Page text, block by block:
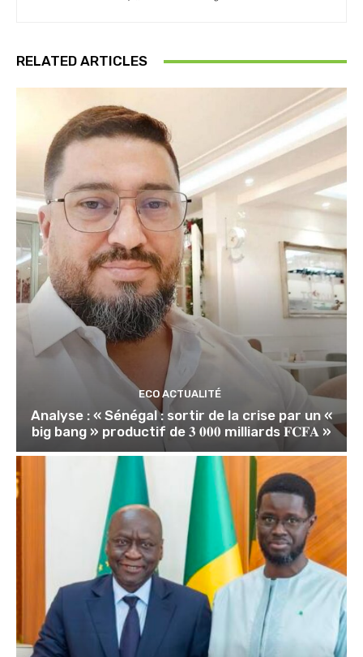
RELATED ARTICLES
ECO ACTUALITÉ
Analyse : « Sénégal : sortir de la crise par un «
big bang » productif de 𝟑 𝟎𝟎𝟎 milliards 𝐅𝐂𝐅𝐀 »